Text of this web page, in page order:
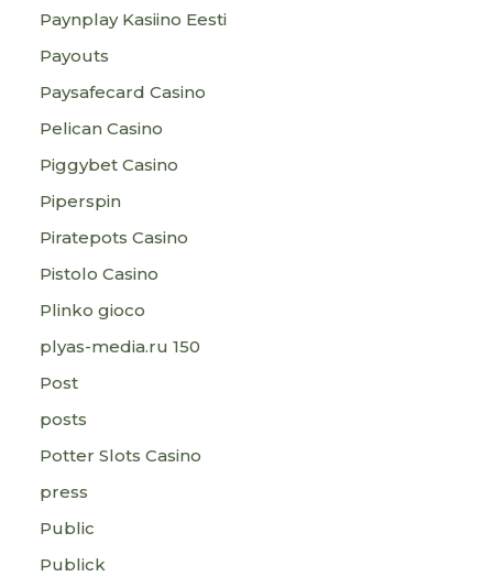
Paynplay Kasiino Eesti
Payouts
Paysafecard Casino
Pelican Casino
Piggybet Casino
Piperspin
Piratepots Casino
Pistolo Casino
Plinko gioco
plyas-media.ru 150
Post
posts
Potter Slots Casino
press
Public
Publick